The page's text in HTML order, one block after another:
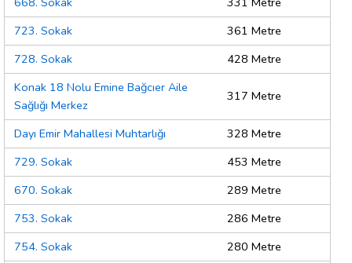
723. Sokak
361 Metre
728. Sokak
428 Metre
Konak 18 Nolu Emine Bağcıer Aile
Sağlığı Merkez
317 Metre
Dayı Emir Mahallesi Muhtarlığı
328 Metre
729. Sokak
453 Metre
670. Sokak
289 Metre
753. Sokak
286 Metre
754. Sokak
280 Metre